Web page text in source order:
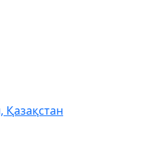
Қазақстан